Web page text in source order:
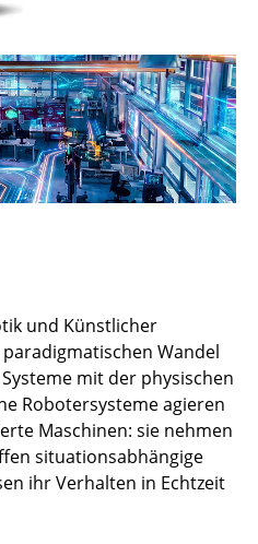
und Künstlicher
Wandel
mit der physischen
Robotersysteme agieren
Maschinen: sie nehmen
situationsabhängige
ihr Verhalten in Echtzeit